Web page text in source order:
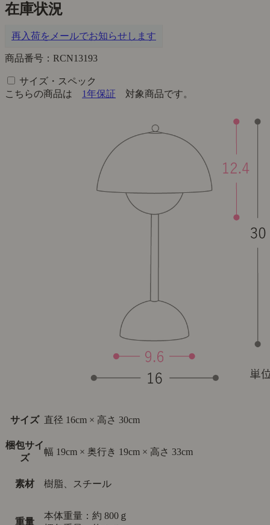
在庫状況
再入荷をメールでお知らせします
商品番号：RCN13193
サイズ・スペック
こちらの商品は 1年保証 対象商品です。
サイズ 直径 16cm × 高さ 30cm
梱包サイ
ズ
幅 19cm × 奥行き 19cm × 高さ 33cm
素材 樹脂、スチール
重量
本体重量：約 800ｇ